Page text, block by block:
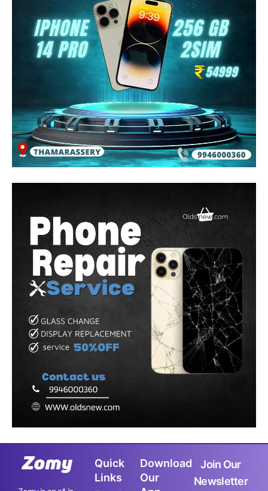
Quick
Links
Download
Our
Join Our
Newsletter